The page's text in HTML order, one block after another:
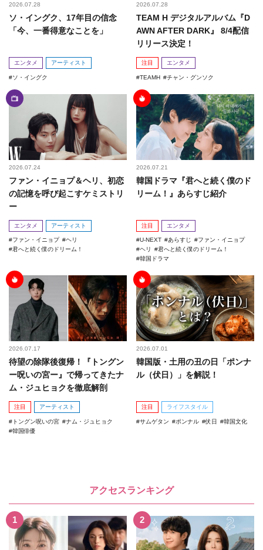
2026.07.28
ソ・イングク、17年目の信念
「今、一番得意なことを」
エンタメ アーティスト
ソ・イングク
2026.07.28
TEAM H デジタルアルバム『D
AWN AFTER DARK』 8/4配信
リリース決定！
注目 エンタメ
TEAMH チャン・グンソク
2026.07.24
ファン・イニョプ＆ヘリ、初恋
の記憶を呼び起こすケミストリ
ー
エンタメ アーティスト
ファン・イニョプ
ヘリ
君へと続く僕のドリーム！
2026.07.21
韓国ドラマ『君へと続く僕のド
リーム！』あらすじ紹介
注目 エンタメ
U-NEXT あらすじ
ファン・イニョプ
ヘリ
君へと続く僕のドリーム！
韓国ドラマ
2026.07.17
待望の除隊後復帰！『トングン
ー呪いの宮ー』で帰ってきたナ
ム・ジュヒョクを徹底解剖
注目 アーティスト
トングン呪いの宮
ナム・ジュヒョク
韓国俳優
2026.07.01
韓国版・土用の丑の日「ポンナ
ル（伏日）」を解説！
注目 ライフスタイル
サムゲタン ポンナル 伏日 韓国文化
アクセスランキング